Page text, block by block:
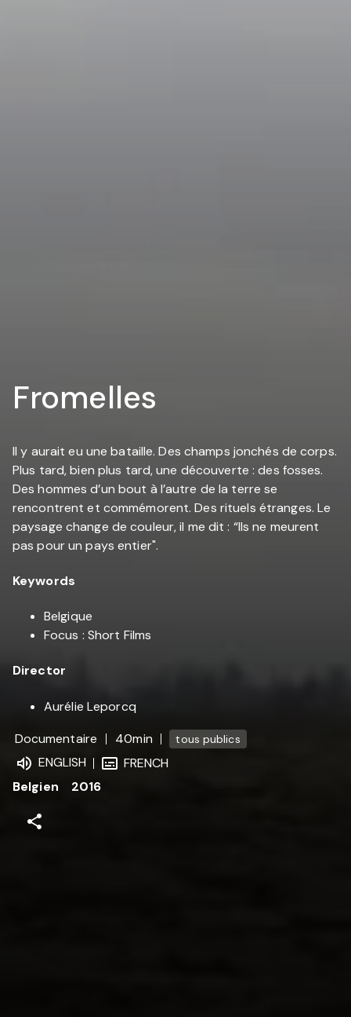
Fromelles
Il y aurait eu une bataille. Des champs jonchés de corps.
Plus tard, bien plus tard, une découverte : des fosses.
Des hommes d’un bout à l’autre de la terre se
rencontrent et commémorent. Des rituels étranges. Le
paysage change de couleur, il me dit : “Ils ne meurent
pas pour un pays entier".
Keywords
Belgique
Focus : Short Films
Director
Aurélie Leporcq
Documentaire
40min tous publics
ENGLISH
FRENCH
Belgien
2016